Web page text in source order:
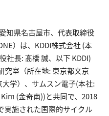
知県名古屋市、代表取締役
）は、KDDI株式会社 (本
社長: 髙橋 誠、以下 KDDI)
究室（所在地: 東京都文京
学）、サムスン電子(本社:
(金奇南))と共同で、2018
実施された国際的サイクル